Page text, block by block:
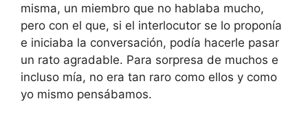
misma, un miembro que no hablaba mucho,
pero con el que, si el interlocutor se lo proponía
e iniciaba la conversación, podía hacerle pasar
un rato agradable. Para sorpresa de muchos e
incluso mía, no era tan raro como ellos y como
yo mismo pensábamos.